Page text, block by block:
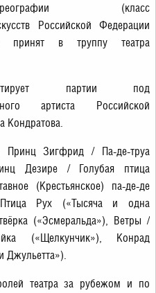
(класс
Российской Федерации
принят в труппу театра
партии под
артиста Российской
Принц Зигфрид / Па-де-труа
Дезире / Голубая птица
(Крестьянское) па-де-де
Рух («Тысяча и одна
(«Эсмеральда»), Ветры /
(«Щелкунчик»), Конрад
театра за рубежом и по